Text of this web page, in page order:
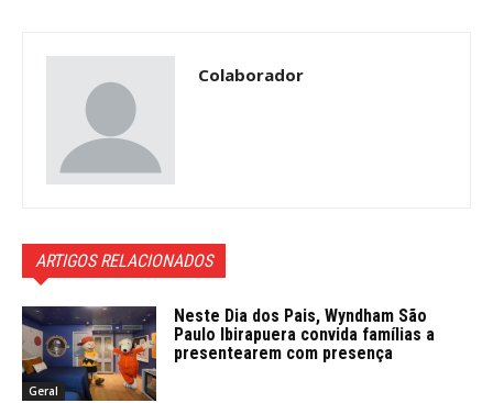
Colaborador
ARTIGOS RELACIONADOS
Geral
Neste Dia dos Pais, Wyndham São
Paulo Ibirapuera convida famílias a
presentearem com presença